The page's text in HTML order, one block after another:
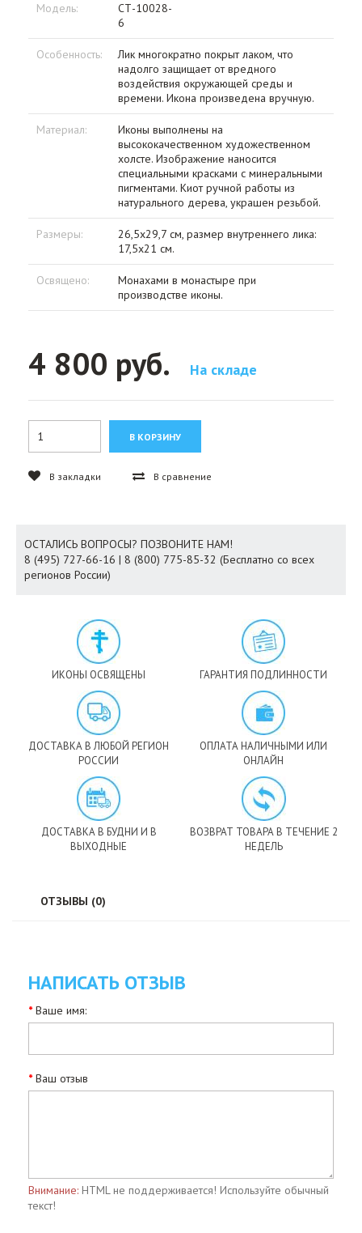
Модель:
СТ-10028-
6
Особенность:
Лик многократно покрыт лаком, что
надолго защищает от вредного
воздействия окружающей среды и
времени. Икона произведена вручную.
Материал:
Иконы выполнены на
высококачественном художественном
холсте. Изображение наносится
специальными красками с минеральными
пигментами. Киот ручной работы из
натурального дерева, украшен резьбой.
Размеры:
26,5х29,7 см, размер внутреннего лика:
17,5х21 см.
Освящено:
Монахами в монастыре при
производстве иконы.
4 800 руб. На складе
В закладки В сравнение
ОСТАЛИСЬ ВОПРОСЫ? ПОЗВОНИТЕ НАМ!
8 (495) 727-66-16 | 8 (800) 775-85-32 (Бесплатно со всех
регионов России)
ИКОНЫ ОСВЯЩЕНЫ ГАРАНТИЯ ПОДЛИННОСТИ
ДОСТАВКА В ЛЮБОЙ РЕГИОН
РОССИИ
ОПЛАТА НАЛИЧНЫМИ ИЛИ
ОНЛАЙН
ДОСТАВКА В БУДНИ И В
ВЫХОДНЫЕ
ВОЗВРАТ ТОВАРА В ТЕЧЕНИЕ 2
НЕДЕЛЬ
ОТЗЫВЫ (0)
НАПИСАТЬ ОТЗЫВ
Ваше имя:
Ваш отзыв
Внимание: HTML не поддерживается! Используйте обычный
текст!